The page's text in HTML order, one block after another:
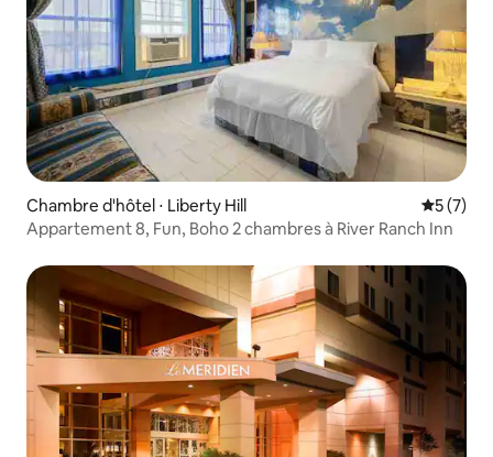
Chambre d'hôtel ⋅ Liberty Hill
5 (7)
Appartement 8, Fun, Boho 2 chambres à River Ranch Inn